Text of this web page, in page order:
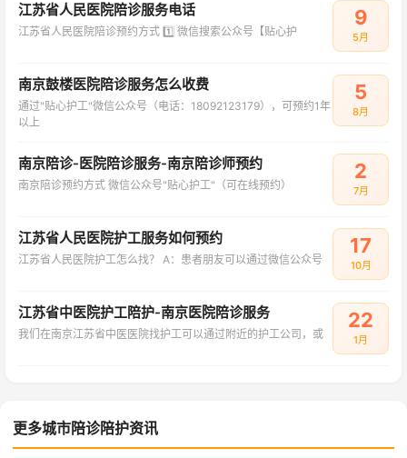
江苏省人民医院陪诊服务电话
江苏省人民医院陪诊预约方式‌ 1️⃣ 微信搜索公众号【贴心护
9
5月
南京鼓楼医院陪诊服务怎么收费
通过"贴心护工"微信公众号（电话：18092123179），可预约1年
以上
5
8月
南京陪诊-医院陪诊服务-南京陪诊师预约
南京陪诊预约方式 微信公众号"贴心护工"（可在线预约）
2
7月
江苏省人民医院护工服务如何预约
江苏省人民医院护工怎么找？ A：患者朋友可以通过微信公众号
17
10月
江苏省中医院护工陪护-南京医院陪诊服务
我们在南京江苏省中医医院找护工可以通过附近的护工公司，或
22
1月
更多城市陪诊陪护资讯